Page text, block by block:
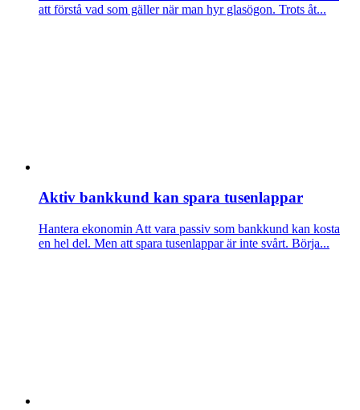
att förstå vad som gäller när man hyr glasögon. Trots åt...
Aktiv bankkund kan spara tusenlappar
Hantera ekonomin Att vara passiv som bankkund kan kosta
en hel del. Men att spara tusenlappar är inte svårt. Börja...